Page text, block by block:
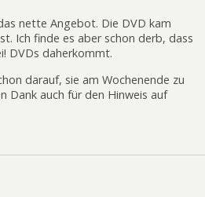
nette Angebot. Die DVD kam
Ich finde es aber schon derb, dass
DVDs daherkommt.
darauf, sie am Wochenende zu
Dank auch für den Hinweis auf